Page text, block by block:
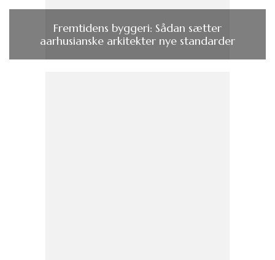
Fremtidens byggeri: Sådan sætter
aarhusianske arkitekter nye standarder